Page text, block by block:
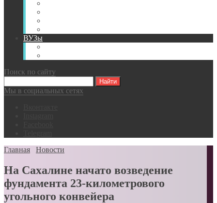
ВУЗы
Поиск по сайту
Мы в социальных сетях
Главная
Новости
На Сахалине начато возведение
фундамента 23-километрового
угольного конвейера